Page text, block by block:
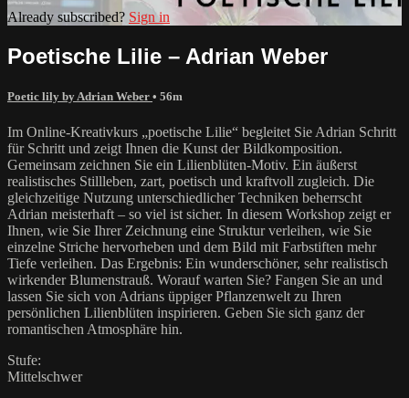
Already subscribed? Sign in
Poetische Lilie – Adrian Weber
Poetic lily by Adrian Weber • 56m
Im Online-Kreativkurs „poetische Lilie“ begleitet Sie Adrian Schritt
für Schritt und zeigt Ihnen die Kunst der Bildkomposition.
Gemeinsam zeichnen Sie ein Lilienblüten-Motiv. Ein äußerst
realistisches Stillleben, zart, poetisch und kraftvoll zugleich. Die
gleichzeitige Nutzung unterschiedlicher Techniken beherrscht
Adrian meisterhaft – so viel ist sicher. In diesem Workshop zeigt er
Ihnen, wie Sie Ihrer Zeichnung eine Struktur verleihen, wie Sie
einzelne Striche hervorheben und dem Bild mit Farbstiften mehr
Tiefe verleihen. Das Ergebnis: Ein wunderschöner, sehr realistisch
wirkender Blumenstrauß. Worauf warten Sie? Fangen Sie an und
lassen Sie sich von Adrians üppiger Pflanzenwelt zu Ihren
persönlichen Lilienblüten inspirieren. Geben Sie sich ganz der
romantischen Atmosphäre hin.
Stufe:
Mittelschwer